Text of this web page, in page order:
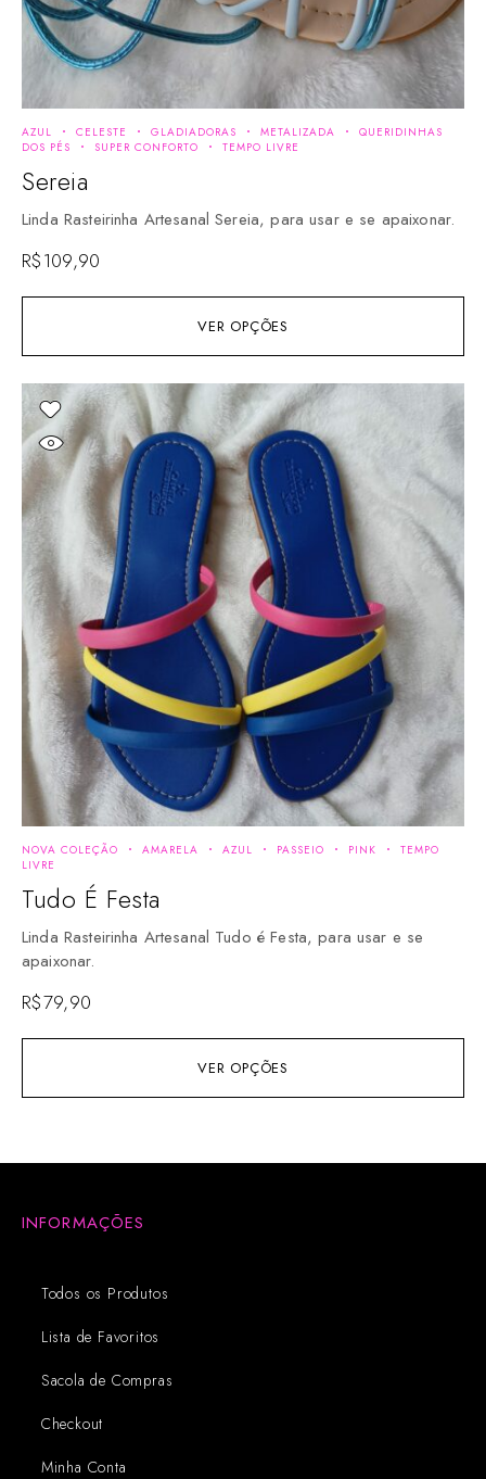
VER OPÇÕES
AZUL CELESTE GLADIADORAS METALIZADA
QUERIDINHAS
DOS PÉS
SUPER CONFORTO TEMPO LIVRE
Sereia
Linda Rasteirinha Artesanal Sereia, para usar e se apaixonar.
R$109,90
VER OPÇÕES
NOVA COLEÇÃO AMARELA AZUL PASSEIO PINK
TEMPO
LIVRE
Tudo É Festa
Linda Rasteirinha Artesanal Tudo é Festa, para usar e se
apaixonar.
R$79,90
INFORMAÇÕES
Todos os Produtos
Lista de Favoritos
Sacola de Compras
Checkout
Minha Conta